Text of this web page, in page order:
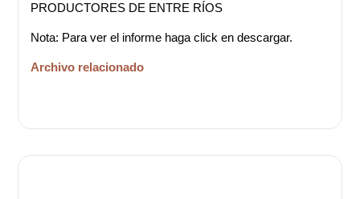
PRODUCTORES DE ENTRE RÍOS
Nota: Para ver el informe haga click en descargar.
Archivo relacionado